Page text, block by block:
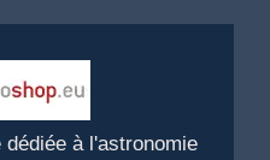
à l'astronomie